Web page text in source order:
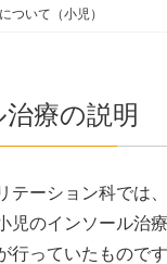
ついて（小児）
療の説明
テーション科では
児のインソール治
行っていたもので